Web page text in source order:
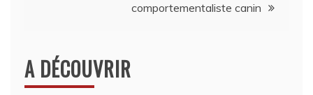
comportementaliste canin
A DÉCOUVRIR